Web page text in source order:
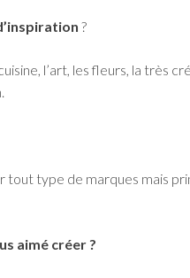
?
l’art, les fleurs, la
tout type de marques mais
aimé créer ?